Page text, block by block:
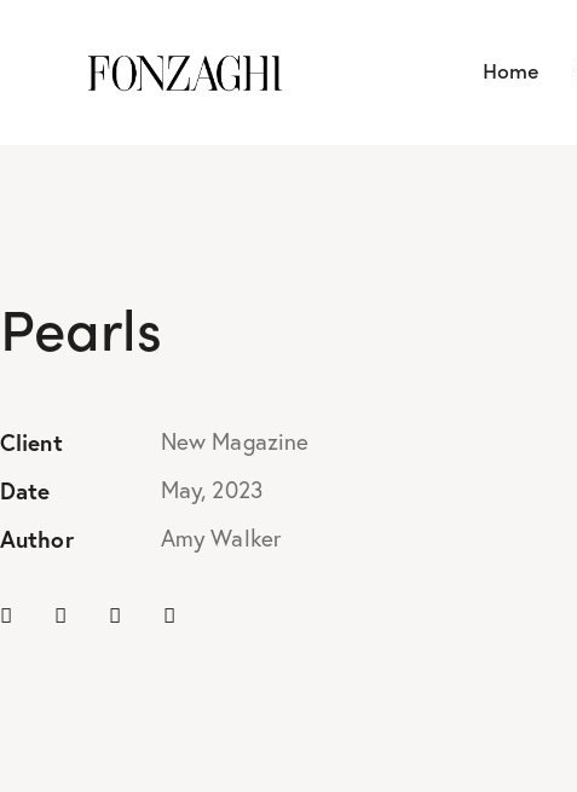
Home
Pearls
Client New Magazine
Date May, 2023
Author Amy Walker